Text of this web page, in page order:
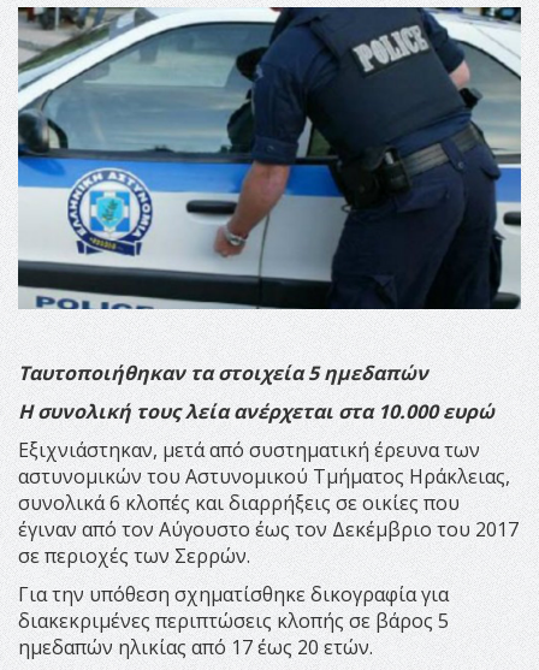
Ταυτοποιήθηκαν τα στοιχεία 5 ημεδαπών
Η συνολική τους λεία ανέρχεται στα 10.000 ευρώ
Εξιχνιάστηκαν, μετά από συστηματική έρευνα των
αστυνομικών του Αστυνομικού Τμήματος Ηράκλειας,
συνολικά 6 κλοπές και διαρρήξεις σε οικίες που
έγιναν από τον Αύγουστο έως τον Δεκέμβριο του 2017
σε περιοχές των Σερρών.
Για την υπόθεση σχηματίσθηκε δικογραφία για
διακεκριμένες περιπτώσεις κλοπής σε βάρος 5
ημεδαπών ηλικίας από 17 έως 20 ετών.